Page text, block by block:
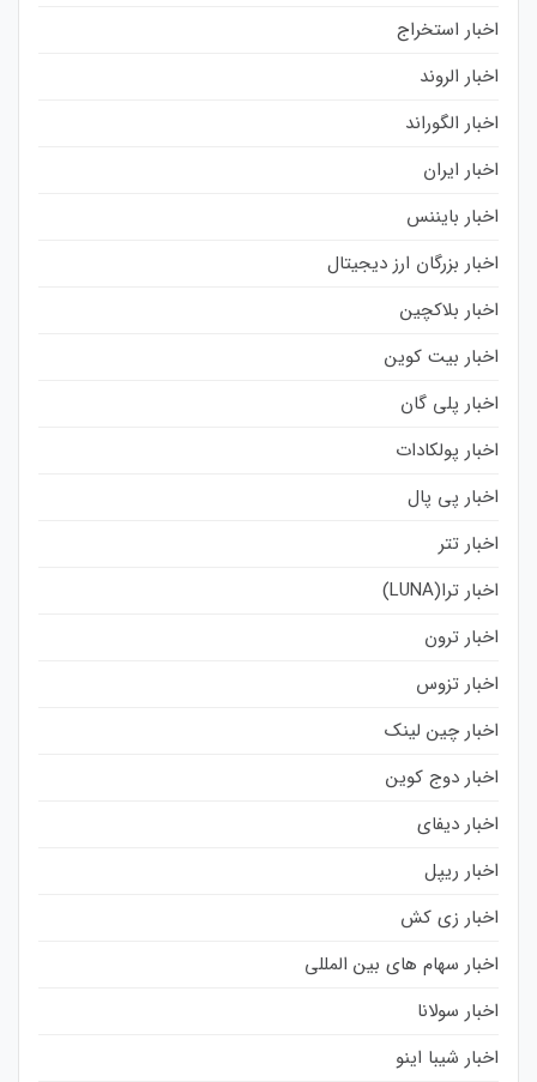
اخبار استخراج
اخبار الروند
اخبار الگوراند
اخبار ایران
اخبار بایننس
اخبار بزرگان ارز دیجیتال
اخبار بلاکچین
اخبار بیت کوین
اخبار پلی گان
اخبار پولکادات
اخبار پی پال
اخبار تتر
اخبار ترا(LUNA)
اخبار ترون
اخبار تزوس
اخبار چین لینک
اخبار دوج کوین
اخبار دیفای
اخبار ریپل
اخبار زی کش
اخبار سهام های بین المللی
اخبار سولانا
اخبار شیبا اینو